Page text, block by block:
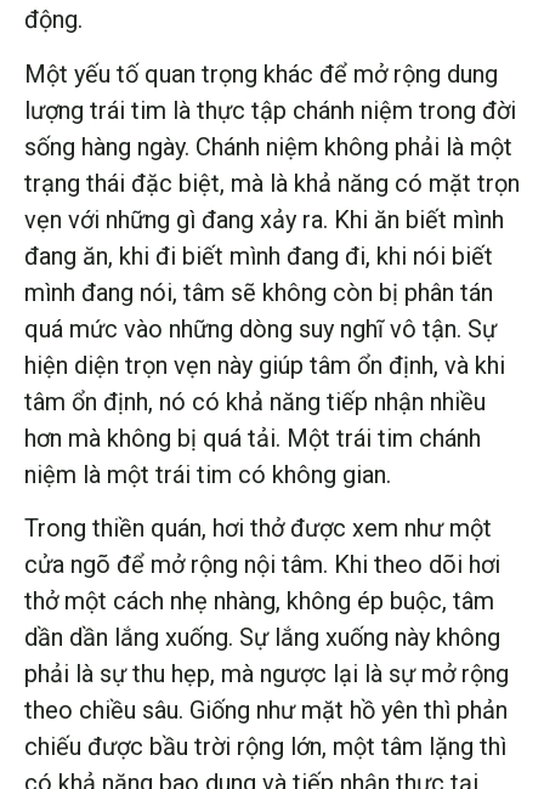
động.
Một yếu tố quan trọng khác để mở rộng dung
lượng trái tim là thực tập chánh niệm trong đời
sống hàng ngày. Chánh niệm không phải là một
trạng thái đặc biệt, mà là khả năng có mặt trọn
vẹn với những gì đang xảy ra. Khi ăn biết mình
đang ăn, khi đi biết mình đang đi, khi nói biết
mình đang nói, tâm sẽ không còn bị phân tán
quá mức vào những dòng suy nghĩ vô tận. Sự
hiện diện trọn vẹn này giúp tâm ổn định, và khi
tâm ổn định, nó có khả năng tiếp nhận nhiều
hơn mà không bị quá tải. Một trái tim chánh
niệm là một trái tim có không gian.
Trong thiền quán, hơi thở được xem như một
cửa ngõ để mở rộng nội tâm. Khi theo dõi hơi
thở một cách nhẹ nhàng, không ép buộc, tâm
dần dần lắng xuống. Sự lắng xuống này không
phải là sự thu hẹp, mà ngược lại là sự mở rộng
theo chiều sâu. Giống như mặt hồ yên thì phản
chiếu được bầu trời rộng lớn, một tâm lặng thì
có khả năng bao dung và tiếp nhận thực tại